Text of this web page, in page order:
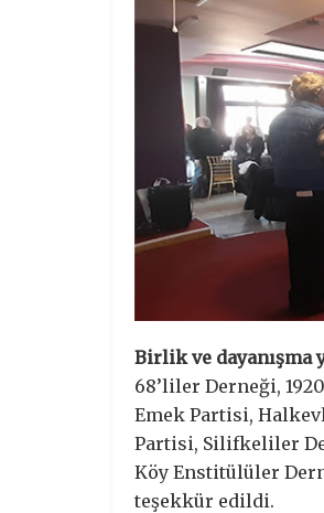
Birlik ve dayanışma
68’liler Derneği,
Emek Partisi,
Partisi, Silifkeliler
Köy Enstitülüler
teşekkür edildi.